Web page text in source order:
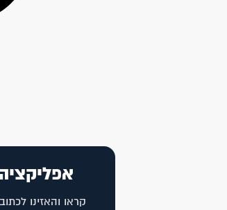
קראו והאזינו